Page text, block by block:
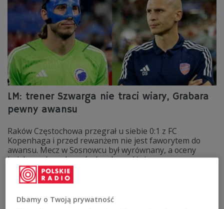
LM: trener Szwarga nie traci wiary, Grabara
pewny awansu
Raków Częstochowa przegrał u siebie 0:1 z FC
Kopenhaga i przed rewanżem nie jest faworytem do
awansu. Mecz w Sosnowcu był wyrównany, a oceny
boiskowych wydarzeń - bardzo zróżnicowane.
Zobacz więcej na temat:
Raków Częstochowa
Dbamy o Twoją prywatność